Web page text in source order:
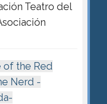
Teatro del
of the Red
Nerd -